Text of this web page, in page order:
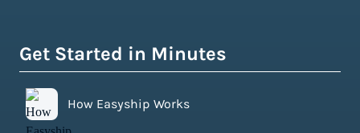
Get Started in Minutes
How Easyship Works